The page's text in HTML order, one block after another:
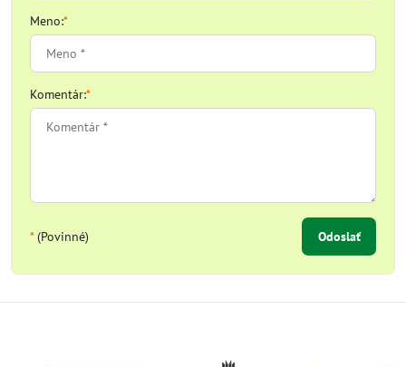
Meno:*
Komentár:*
*(Povinné) Odoslať